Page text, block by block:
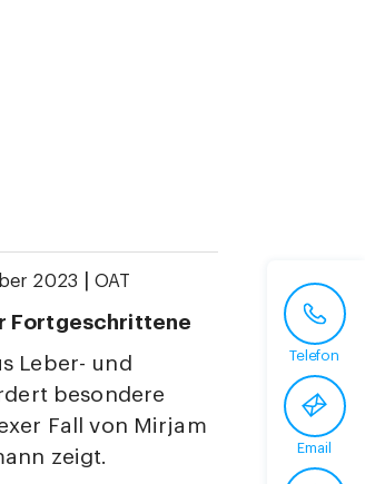
2023 OAT
Fortgeschrittene
Leber- und
besondere
Fall von Mirjam
zeigt.
Telefon
Email